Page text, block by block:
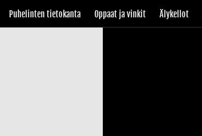
Puhelinten tietokanta Oppaat ja vinkit Älykellot